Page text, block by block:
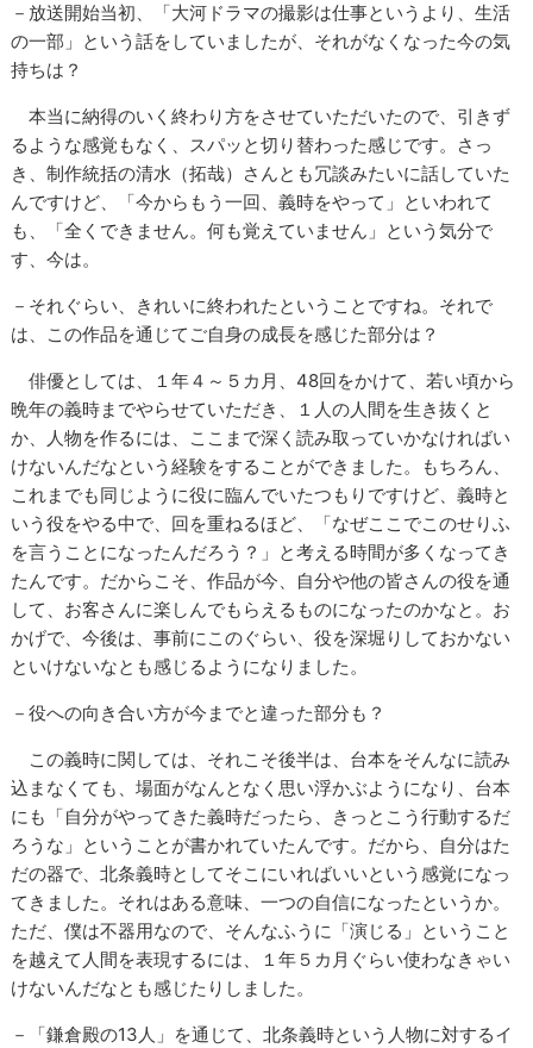
－放送開始当初、「大河ドラマの撮影は仕事というより、生活
の一部」という話をしていましたが、それがなくなった今の気
持ちは？
本当に納得のいく終わり方をさせていただいたので、引きず
るような感覚もなく、スパッと切り替わった感じです。さっ
き、制作統括の清水（拓哉）さんとも冗談みたいに話していた
んですけど、「今からもう一回、義時をやって」といわれて
も、「全くできません。何も覚えていません」という気分で
す、今は。
－それぐらい、きれいに終われたということですね。それで
は、この作品を通じてご自身の成長を感じた部分は？
俳優としては、１年４～５カ月、48回をかけて、若い頃から
晩年の義時までやらせていただき、１人の人間を生き抜くと
か、人物を作るには、ここまで深く読み取っていかなければい
けないんだなという経験をすることができました。もちろん、
これまでも同じように役に臨んでいたつもりですけど、義時と
いう役をやる中で、回を重ねるほど、「なぜここでこのせりふ
を言うことになったんだろう？」と考える時間が多くなってき
たんです。だからこそ、作品が今、自分や他の皆さんの役を通
して、お客さんに楽しんでもらえるものになったのかなと。お
かげで、今後は、事前にこのぐらい、役を深堀りしておかない
といけないなとも感じるようになりました。
－役への向き合い方が今までと違った部分も？
この義時に関しては、それこそ後半は、台本をそんなに読み
込まなくても、場面がなんとなく思い浮かぶようになり、台本
にも「自分がやってきた義時だったら、きっとこう行動するだ
ろうな」ということが書かれていたんです。だから、自分はた
だの器で、北条義時としてそこにいればいいという感覚になっ
てきました。それはある意味、一つの自信になったというか。
ただ、僕は不器用なので、そんなふうに「演じる」ということ
を越えて人間を表現するには、１年５カ月ぐらい使わなきゃい
けないんだなとも感じたりしました。
－「鎌倉殿の13人」を通じて、北条義時という人物に対するイ